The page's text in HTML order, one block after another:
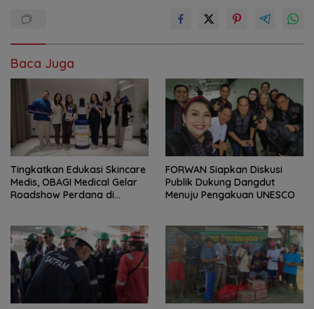
Baca Juga
Tingkatkan Edukasi Skincare
Medis, OBAGI Medical Gelar
Roadshow Perdana di
FORWAN Siapkan Diskusi
Publik Dukung Dangdut
Menuju Pengakuan UNESCO